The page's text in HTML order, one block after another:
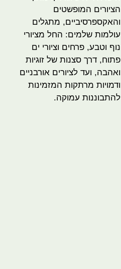
הציורים המופשטים
והאקספרסיביים, מתגלים
עולמות שלמים: החל מציורי
נוף וטבע, פרחים וציורי ים
פתוח, דרך סצנות של זוגיות
ואהבה, ועד לציורים אורבניים
ודמויות מרתקות המזמינות
להתבוננות עמוקה.